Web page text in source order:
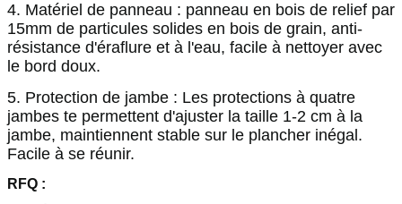
4. Matériel de panneau : panneau en bois de relief par
15mm de particules solides en bois de grain, anti-
résistance d'éraflure et à l'eau, facile à nettoyer avec
le bord doux.
5. Protection de jambe : Les protections à quatre
jambes te permettent d'ajuster la taille 1-2 cm à la
jambe, maintiennent stable sur le plancher inégal.
Facile à se réunir.
RFQ :